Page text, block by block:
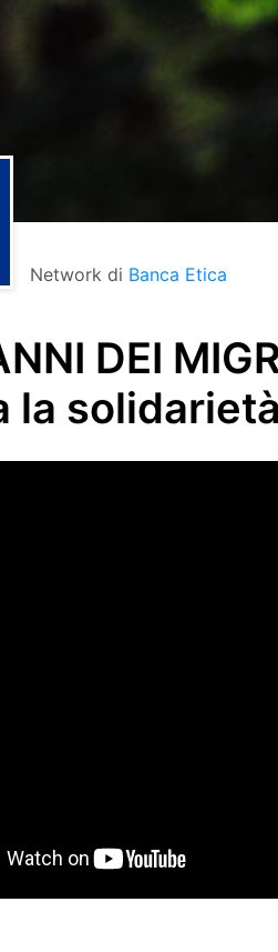
Network di Banca Etica
DEI
la solidarietà